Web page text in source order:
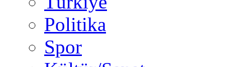
Politika
Spor